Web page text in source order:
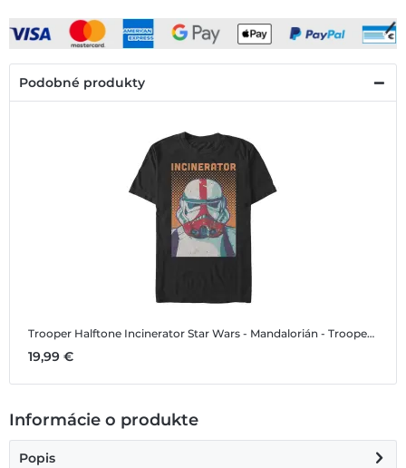
Podobné produkty
Trooper Halftone Incinerator Star Wars - Mandalorián - Trooper Halftone Incinerator - Pánske Tričko
19,99 €
Informácie o produkte
Popis